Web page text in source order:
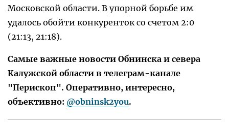
Московской области. В упорной борьбе им
удалось обойти конкуренток со счетом 2:0
(21:13, 21:18).
Самые важные новости Обнинска и севера
Калужской области в телеграм-канале
"Перископ". Оперативно, интересно,
объективно: @obninsk2you.